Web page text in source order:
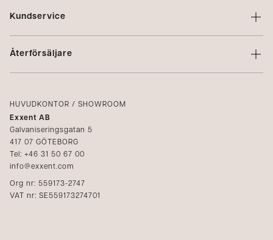
Om Exxent
Profilering
Integritetspolicy
Kundservice
Kontakta oss
Återförsäljare
Kataloger
Mediabank
Bli återförsäljare
HUVUDKONTOR / SHOWROOM
Exxent AB
Galvaniseringsgatan 5
417 07 GÖTEBORG
Tel: +46 31 50 67 00
info@exxent.com
Org nr: 559173-2747
VAT nr: SE559173274701